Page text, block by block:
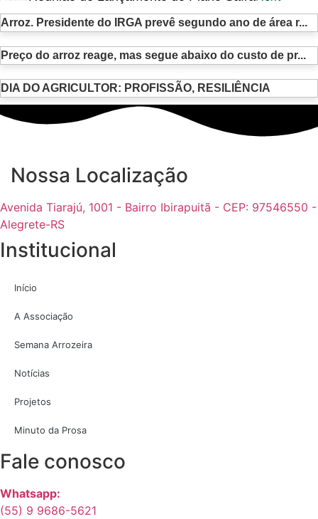
Arroz. Presidente do IRGA prevê segundo ano de área r...
Preço do arroz reage, mas segue abaixo do custo de pr...
DIA DO AGRICULTOR: PROFISSÃO, RESILIÊNCIA
Nossa Localização
Avenida Tiarajú, 1001 - Bairro Ibirapuitã - CEP: 97546550 -
Alegrete-RS
Institucional
Início
A Associação
Semana Arrozeira
Notícias
Projetos
Minuto da Prosa
Fale conosco
Whatsapp:
(55) 9 9686-5621